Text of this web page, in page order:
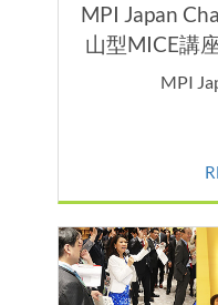
MPI Japan
山型MICE講
MPI